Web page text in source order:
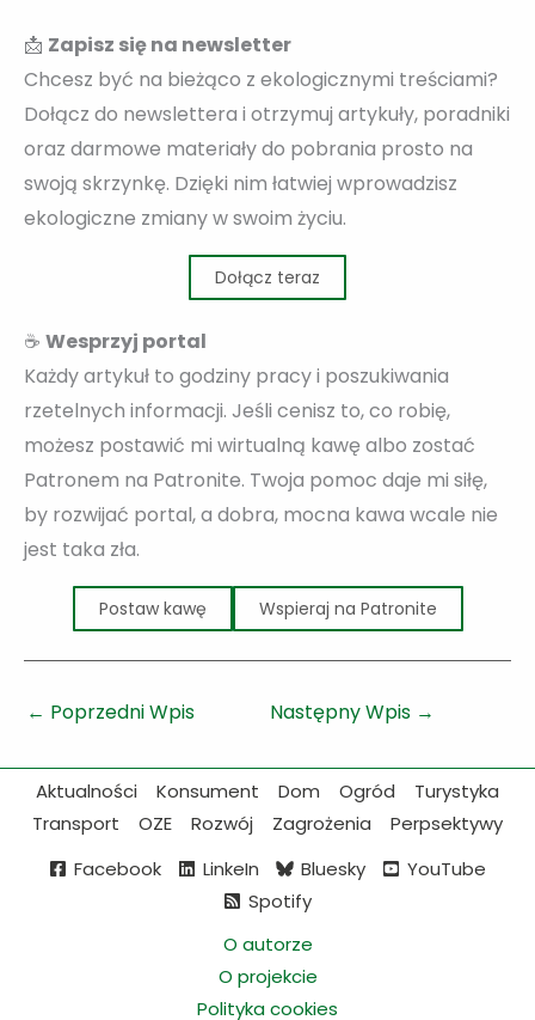
📩 Zapisz się na newsletter
Chcesz być na bieżąco z ekologicznymi treściami?
Dołącz do newslettera i otrzymuj artykuły, poradniki
oraz darmowe materiały do pobrania prosto na
swoją skrzynkę. Dzięki nim łatwiej wprowadzisz
ekologiczne zmiany w swoim życiu.
Dołącz teraz
☕ Wesprzyj portal
Każdy artykuł to godziny pracy i poszukiwania
rzetelnych informacji. Jeśli cenisz to, co robię,
możesz postawić mi wirtualną kawę albo zostać
Patronem na Patronite. Twoja pomoc daje mi siłę,
by rozwijać portal, a dobra, mocna kawa wcale nie
jest taka zła.
Postaw kawę Wspieraj na Patronite
← Poprzedni Wpis Następny Wpis →
Aktualności Konsument Dom Ogród
Turystyka
Transport
OZE Rozwój Zagrożenia
Perpsektywy
Facebook
LinkeIn Bluesky
YouTube
Spotify
O autorze
O projekcie
Polityka cookies